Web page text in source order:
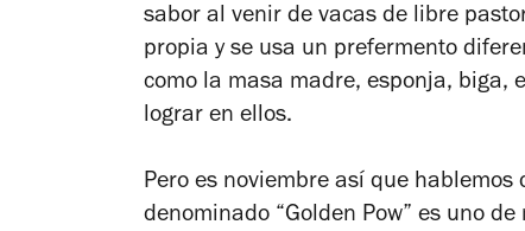
sabor al venir de vacas de libre
propia y se usa un prefermento
como la masa madre, esponja, biga,
lograr en ellos.
Pero es noviembre así que
denominado “Golden Pow” es uno